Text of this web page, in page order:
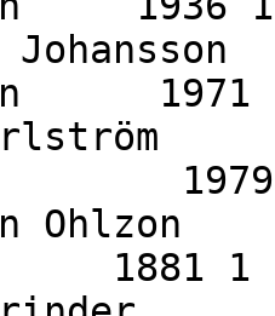
1971
1979
Ohlzon
1881 1